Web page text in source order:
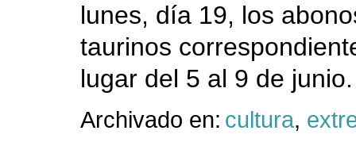
lunes, día 19, los
taurinos
lugar del 5 al 9 de
Archivado en: cultura,